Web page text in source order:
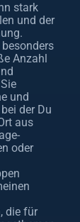
stark
und der
Anzahl
und
der Du
aus
oder
die für